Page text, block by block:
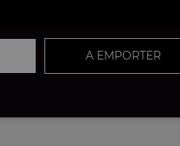
A EMPORTER